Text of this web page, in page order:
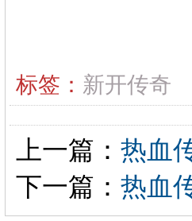
标签： 新开传奇
上一篇： 热血
下一篇： 热血